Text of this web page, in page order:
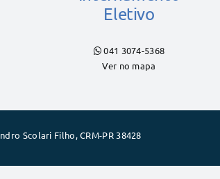
Eletivo
041 3074-5368
Ver no mapa
Scolari Filho, CRM-PR 38428